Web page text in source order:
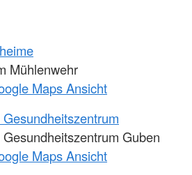
Mühlenwehr
Maps Ansicht
Guben
Maps Ansicht